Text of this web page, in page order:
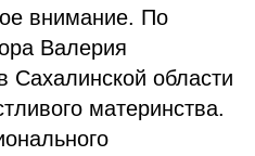
внимание. По
Валерия
Сахалинской области
материнства.